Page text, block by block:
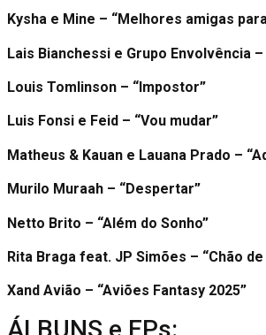
Kysha e Mine – “Melhores amigas
Lais Bianchessi e Grupo Envolvência –
Louis Tomlinson – “Impostor”
Luis Fonsi e Feid – “Vou mudar”
Matheus & Kauan e Lauana Prado –
Murilo Muraah – “Despertar”
Netto Brito – “Além do Sonho”
Rita Braga feat. JP Simões – “Chão
Xand Avião – “Aviões Fantasy 2025”
ÁLBUNS e EPs: